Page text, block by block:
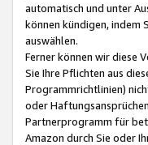
automatisch und unter
können kündigen, indem
auswählen.
Ferner können wir diese
Sie Ihre Pflichten aus
Programmrichtlinien)
oder
Partnerprogramm für
Amazon durch Sie oder